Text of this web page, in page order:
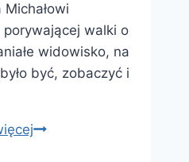
porywającej walki o
widowisko, na
być, zobaczyć i
Braliśmy